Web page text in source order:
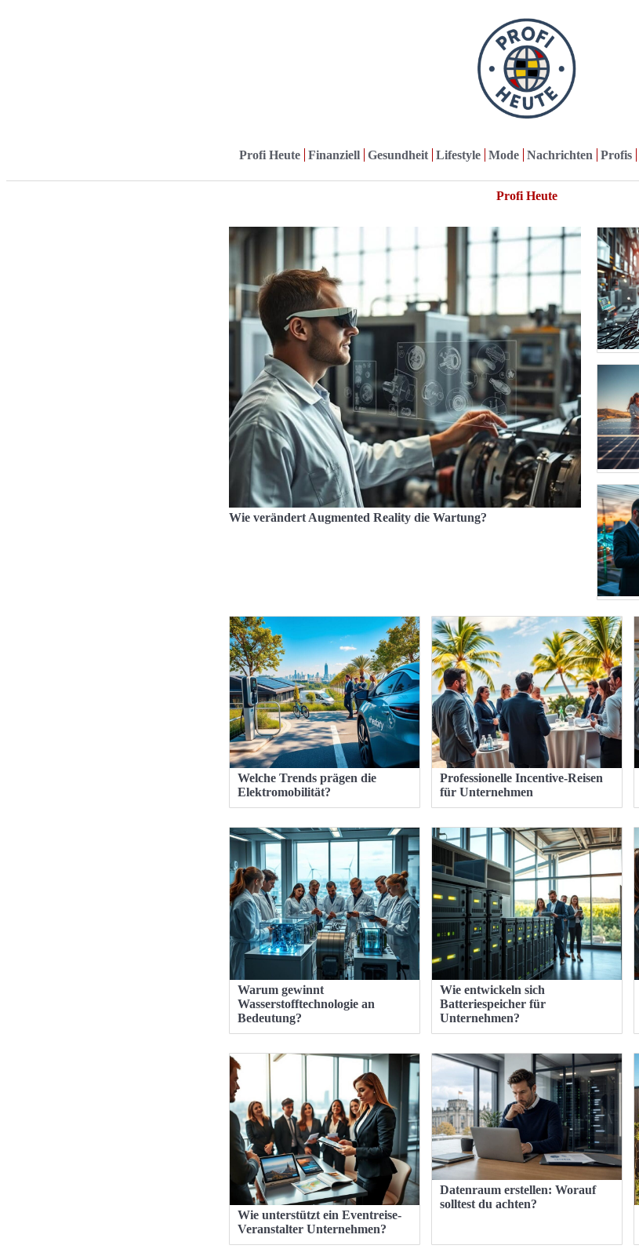
Profi Heute Finanziell Gesundheit Lifestyle Mode Nachrichten Profis
Profi Heute
Wie verändert Augmented Reality die Wartung?
Welche Trends prägen die
Elektromobilität?
Professionelle Incentive-Reisen
für Unternehmen
Warum gewinnt
Wasserstofftechnologie an
Bedeutung?
Wie entwickeln sich
Batteriespeicher für
Unternehmen?
Wie unterstützt ein Eventreise-
Veranstalter Unternehmen?
Datenraum erstellen: Worauf
solltest du achten?